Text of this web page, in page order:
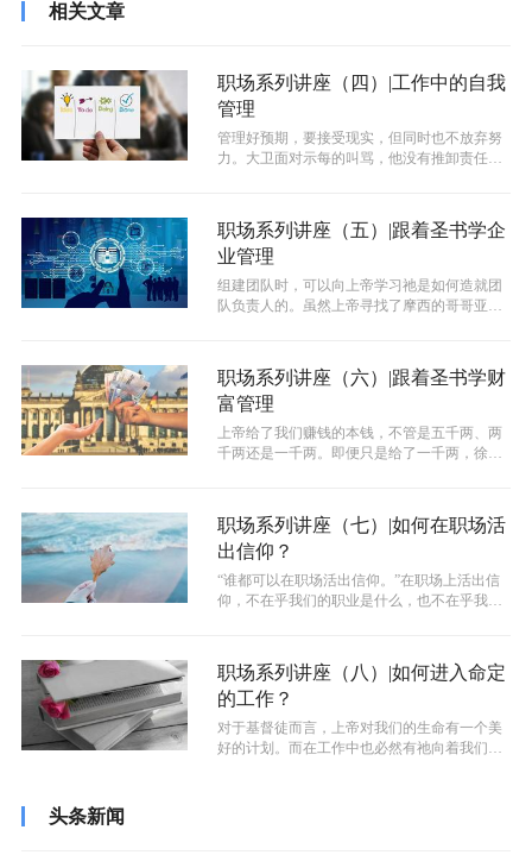
相关文章
职场系列讲座（四）|工作中的自我
管理
管理好预期，要接受现实，但同时也不放弃努
力。大卫面对示每的叫骂，他没有推卸责任，
职场系列讲座（五）|跟着圣书学企
业管理
组建团队时，可以向上帝学习祂是如何造就团
队负责人的。虽然上帝寻找了摩西的哥哥亚伦
职场系列讲座（六）|跟着圣书学财
富管理
上帝给了我们赚钱的本钱，不管是五千两、两
千两还是一千两。即便只是给了一千两，徐姐
职场系列讲座（七）|如何在职场活
出信仰？
“谁都可以在职场活出信仰。”在职场上活出信
仰，不在乎我们的职业是什么，也不在乎我们
职场系列讲座（八）|如何进入命定
的工作？
对于基督徒而言，上帝对我们的生命有一个美
好的计划。而在工作中也必然有祂向着我们的
头条新闻